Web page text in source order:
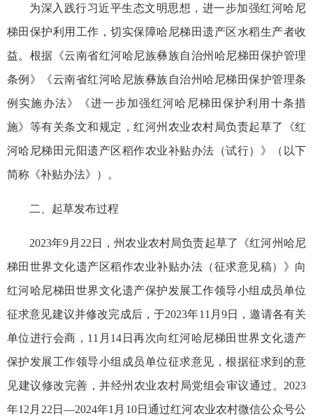
为深入践行习近平生态文明思想，进一步加强红河哈尼
梯田保护利用工作，切实保障哈尼梯田遗产区水稻生产者收
益。根据《云南省红河哈尼族彝族自治州哈尼梯田保护管理
条例》《云南省红河哈尼族彝族自治州哈尼梯田保护管理条
例实施办法》《进一步加强红河哈尼梯田保护利用十条措
施》等有关条文和规定，红河州农业农村局负责起草了《红
河哈尼梯田元阳遗产区稻作农业补贴办法（试行）》（以下
简称《补贴办法》）。
二、起草发布过程
2023年9月22日，州农业农村局负责起草了《红河州哈尼
梯田世界文化遗产区稻作农业补贴办法（征求意见稿）》向
红河哈尼梯田世界文化遗产保护发展工作领导小组成员单位
征求意见建议并修改完成后，于2023年11月9日，邀请各有关
单位进行会商，11月14日再次向红河哈尼梯田世界文化遗产
保护发展工作领导小组成员单位征求意见，根据征求到的意
见建议修改完善，并经州农业农村局党组会审议通过。2023
年12月22日—2024年1月10日通过红河农业农村微信公众号公